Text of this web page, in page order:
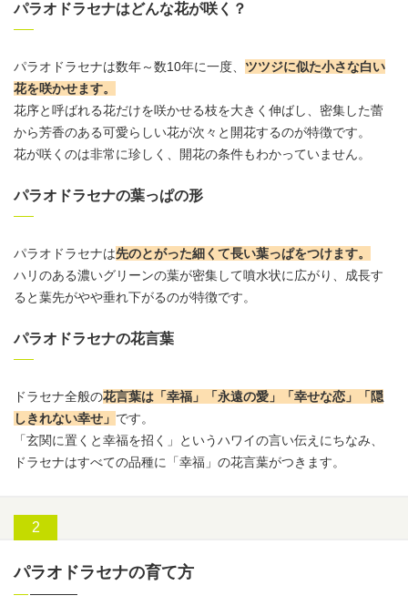
パラオドラセナはどんな花が咲く？
パラオドラセナは数年～数10年に一度、 ツツジに似た小さな白い
花を咲かせます。
花序と呼ばれる花だけを咲かせる枝を大きく伸ばし、密集した蕾
から芳香のある可愛らしい花が次々と開花するのが特徴です。
花が咲く のは非常に珍しく、開花の条件もわかっていません。
パラオドラセナの葉っぱの形
パラオドラセナは先のとがった細くて長い葉っぱをつけます。
ハリのある濃いグリーンの葉が密集して噴水状に広がり、成長す
ると葉先がやや垂れ下がるのが特徴です。
パラオドラセナの花言葉
ドラセナ全般の花言葉は「幸福」「永遠の愛」「幸せな恋」「隠
しきれない幸せ」 です。
「玄関に置くと幸福を招く」というハワイの言い伝えにちなみ、
ドラセナはすべての品種に「幸福」の花言葉がつきます。
パラオドラセナの育て方